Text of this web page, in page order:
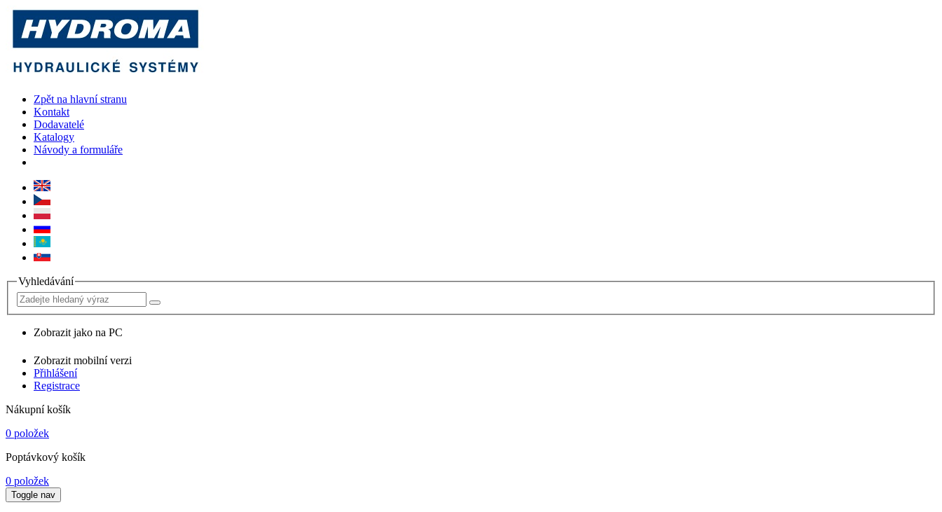
Zpět na hlavní stranu
Kontakt
Dodavatelé
Katalogy
Návody a formuláře
Vyhledávání
Zobrazit jako na PC
Zobrazit mobilní verzi
Přihlášení
Registrace
Nákupní košík
0 položek
Poptávkový košík
0 položek
Toggle nav